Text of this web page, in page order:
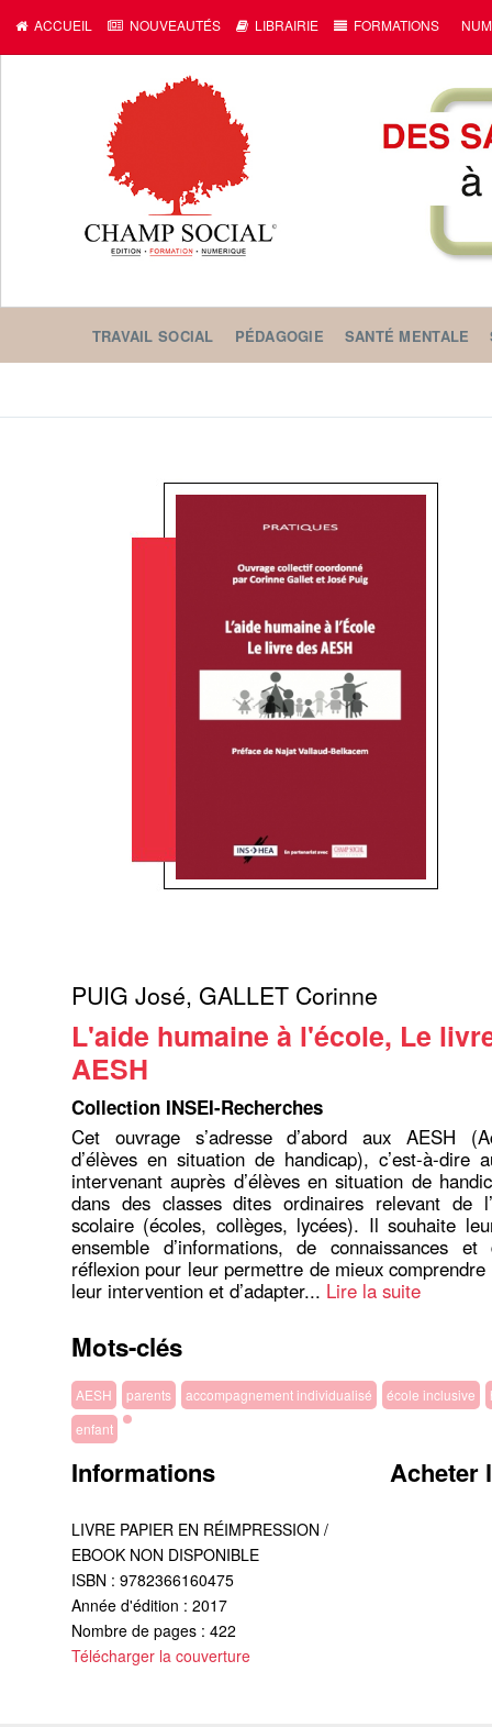
ACCUEIL NOUVEAUTÉS LIBRAIRIE FORMATIONS
TRAVAIL SOCIAL PÉDAGOGIE SANTÉ MENTALE
PUIG José, GALLET Corinne
L'aide humaine à l'école, Le
AESH
Collection INSEI-Recherches
Cet ouvrage s’adresse d’abord aux AESH
d’élèves en situation de handicap), c’est-à-dire
intervenant auprès d’élèves en situation de
dans des classes dites ordinaires relevant de
scolaire (écoles, collèges, lycées). Il souhaite
ensemble d’informations, de connaissances
réflexion pour leur permettre de mieux
leur intervention et d’adapter... Lire la suite
Mots-clés
AESH parents accompagnement individualisé école inclusive
enfant
Informations
LIVRE PAPIER EN RÉIMPRESSION /
EBOOK NON DISPONIBLE
ISBN : 9782366160475
Année d'édition : 2017
Nombre de pages : 422
Télécharger la couverture
Acheter